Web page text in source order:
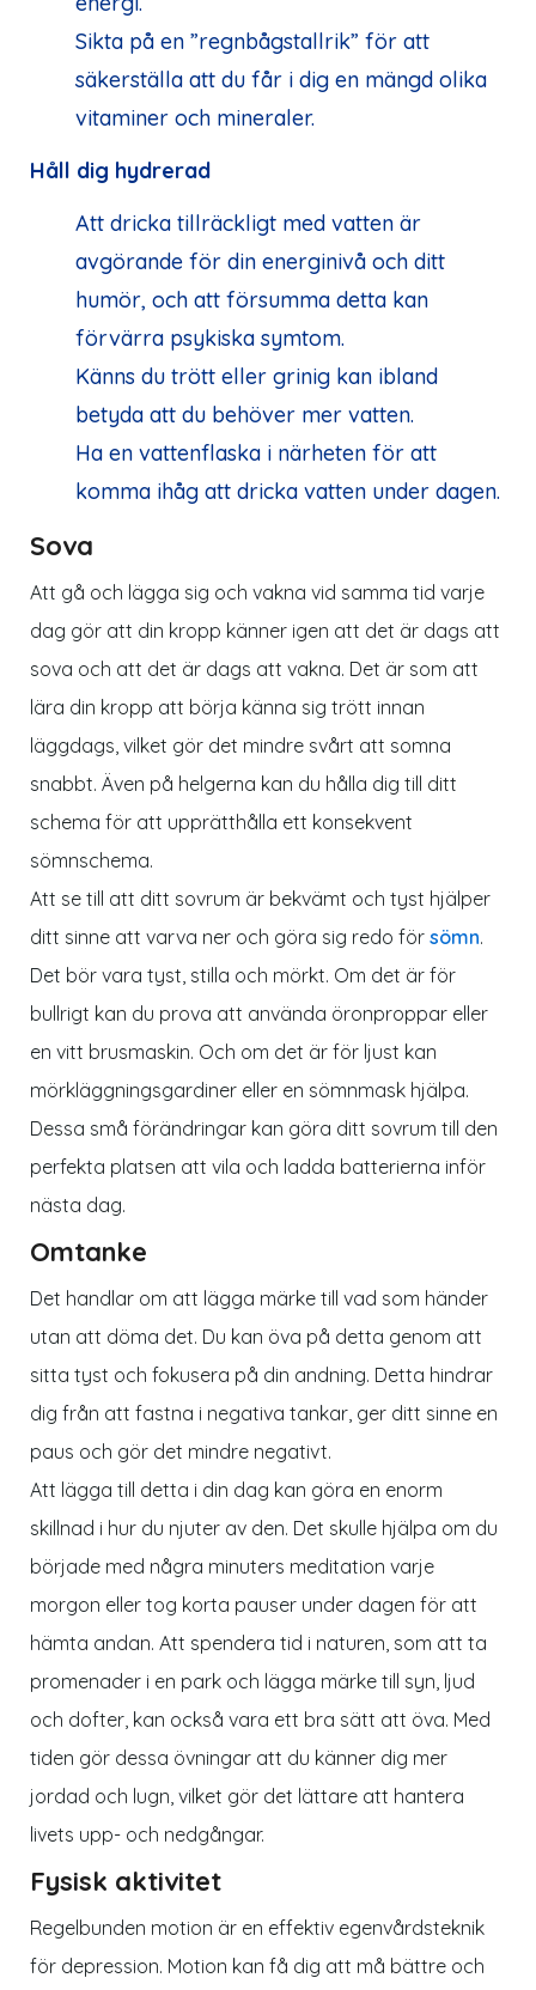
Sikta på en ”regnbågstallrik” för att
säkerställa att du får i dig en mängd olika
vitaminer och mineraler.
Håll dig hydrerad
Att dricka tillräckligt med vatten är
avgörande för din energinivå och ditt
humör, och att försumma detta kan
förvärra psykiska symtom.
Känns du trött eller grinig kan ibland
betyda att du behöver mer vatten.
Ha en vattenflaska i närheten för att
komma ihåg att dricka vatten under dagen.
Sova
Att gå och lägga sig och vakna vid samma tid varje
dag gör att din kropp känner igen att det är dags att
sova och att det är dags att vakna. Det är som att
lära din kropp att börja känna sig trött innan
läggdags, vilket gör det mindre svårt att somna
snabbt. Även på helgerna kan du hålla dig till ditt
schema för att upprätthålla ett konsekvent
sömnschema.
Att se till att ditt sovrum är bekvämt och tyst hjälper
ditt sinne att varva ner och göra sig redo för sömn.
Det bör vara tyst, stilla och mörkt. Om det är för
bullrigt kan du prova att använda öronproppar eller
en vitt brusmaskin. Och om det är för ljust kan
mörkläggningsgardiner eller en sömnmask hjälpa.
Dessa små förändringar kan göra ditt sovrum till den
perfekta platsen att vila och ladda batterierna inför
nästa dag.
Omtanke
Det handlar om att lägga märke till vad som händer
utan att döma det. Du kan öva på detta genom att
sitta tyst och fokusera på din andning. Detta hindrar
dig från att fastna i negativa tankar, ger ditt sinne en
paus och gör det mindre negativt.
Att lägga till detta i din dag kan göra en enorm
skillnad i hur du njuter av den. Det skulle hjälpa om du
började med några minuters meditation varje
morgon eller tog korta pauser under dagen för att
hämta andan. Att spendera tid i naturen, som att ta
promenader i en park och lägga märke till syn, ljud
och dofter, kan också vara ett bra sätt att öva. Med
tiden gör dessa övningar att du känner dig mer
jordad och lugn, vilket gör det lättare att hantera
livets upp- och nedgångar.
Fysisk aktivitet
Regelbunden motion är en effektiv egenvårdsteknik
för depression. Motion kan få dig att må bättre och